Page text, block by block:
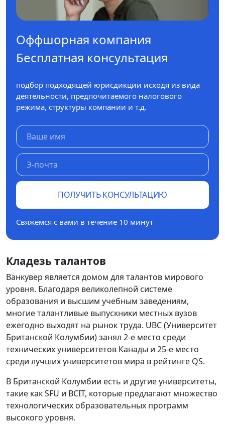
Оффшорная компания
Бесплатная консультация
подбор подходящей юрисдикции исходя из вида
деятельности, предпочитаемого налогового
режима, структуры компании и т.д.
ПОЛУЧИТЬ КОНСУЛЬТАЦИЮ
Свяжемся с вами в течение 10 минут
Кладезь талантов
Ванкувер является домом для талантов мирового
уровня. Благодаря великолепной системе
образования и высшим учебным заведениям,
многие талантливые выпускники местных вузов
ежегодно выходят на рынок труда. UBC (Университет
Британской Колумбии) занял 2-е место среди
технических университетов Канады и 25-е место
среди лучших университетов мира в рейтинге QS.
В Британской Колумбии есть и другие университеты,
такие как SFU и BCIT, которые предлагают множество
технологических образовательных программ
высокого уровня.